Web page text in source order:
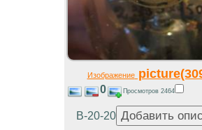
Изображение
0 Просмотров 2464
В-20-20